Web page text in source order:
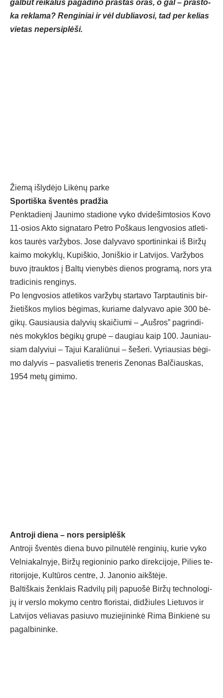
gal­būt rei­ka­lus pa­ga­di­no pra­stas oras, o gal – pra­sto­
ka rek­la­ma? Ren­gi­niai ir vėl dub­lia­vo­si, tad per ke­lias
vie­tas ne­per­sip­lė­ši.
Žiemą išlydėjo Likėnų parke
Spor­tiš­ka šven­tės pra­džia
Penk­ta­die­nį Jau­ni­mo sta­dio­ne vy­ko dvi­de­šim­to­sios Ko­vo
11-osios Ak­to sig­na­ta­ro Pet­ro Poš­kaus leng­vo­sios at­le­ti­
kos tau­rės var­žy­bos. Jo­se da­ly­va­vo spor­ti­nin­kai iš Bi­ržų
kai­mo mo­kyk­lų, Ku­piš­kio, Jo­niš­kio ir Lat­vi­jos. Var­žy­bos
bu­vo įtrauk­tos į Bal­tų vie­ny­bės die­nos pro­gra­mą, nors yra
tra­di­ci­nis ren­gi­nys.
Po leng­vo­sios at­le­ti­kos var­žy­bų star­ta­vo Tarp­tau­ti­nis bir­
žie­tiš­kos my­lios bė­gi­mas, ku­ria­me da­ly­va­vo apie 300 bė­
gi­kų. Gau­siau­sia da­ly­vių skai­čiu­mi – „Auš­ros” pa­grin­di­
nės mo­kyk­los bė­gi­kų gru­pė – dau­giau kaip 100. Jau­niau­
siam da­ly­viui – Ta­jui Ka­ra­liū­nui – še­še­ri. Vy­riau­sias bė­gi­
mo da­ly­vis – pa­sva­lie­tis tre­ne­ris Ze­no­nas Bal­čiaus­kas,
1954 me­tų gi­mi­mo.
Ant­ro­ji die­na – nors per­si­plėšk
Ant­ro­ji šven­tės die­na bu­vo pil­nu­tė­lė ren­gi­nių, ku­rie vy­ko
Vel­nia­kal­ny­je, Bir­žų re­gio­ni­nio par­ko di­rek­ci­jo­je, Pi­lies te­
ri­to­ri­jo­je, Kul­tū­ros cent­re, J. Ja­no­nio aikš­tė­je.
Bal­tiš­kais ženk­lais Rad­vi­lų pi­lį pa­puo­šė Bir­žų tech­no­lo­gi­
jų ir vers­lo mo­ky­mo cent­ro flo­ris­tai, di­džiu­les Lie­tu­vos ir
Lat­vi­jos vė­lia­vas pa­siu­vo mu­zie­ji­nin­kė Ri­ma Bin­kie­nė su
pa­gal­bi­nin­ke.